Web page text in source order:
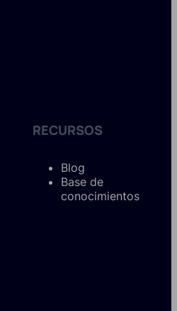
RECURSOS
Blog
Base de
conocimientos